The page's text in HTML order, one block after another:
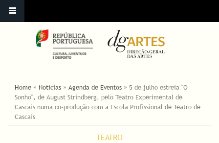
ESTÁ AQUI
Home » Noticias » Agenda de Eventos » 5 de julho estreia "O
Sonho", de August Strindberg, pelo Teatro Experimental de
Cascais numa co-produção com a Escola Profissional de Teatro de
Cascais
TEATRO